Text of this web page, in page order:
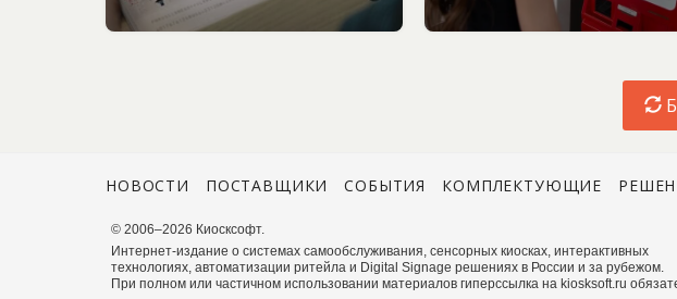
НОВОСТИ ПОСТАВЩИКИ СОБЫТИЯ КОМПЛЕКТУЮЩИЕ
© 2006–2026 Киосксофт.
Интернет-издание о системах самообслуживания, сенсорных киосках, интерактивных
технологиях, автоматизации ритейла и Digital Signage решениях в России и за рубежом.
При полном или частичном использовании материалов гиперссылка на kiosksoft.ru